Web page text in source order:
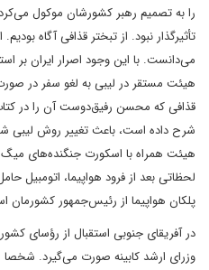
را به تصمیم رهبر کشورشان موکول
تأثیرگذار نبود. از تبختر قذافی آگاه
می‌دانست. با این وجود اصرار ایران بر
هیئت مستقر در لیبی به لغو سفر در
قذافی که محسن رفیق‌دوست آن را در
شرح داده است، باعث تغییر روش لیبی
هیئت همراه با اسکورت جنگنده‌های
لحظاتی بعد از فرود هواپیما، اتومبیل
پلکان هواپیما از رئیس‌جمهور کشورمان
در آفریقای جنوبی استقبال از رؤسای
وزرای ارشد کابینه صورت می‌گیرد. شخصا